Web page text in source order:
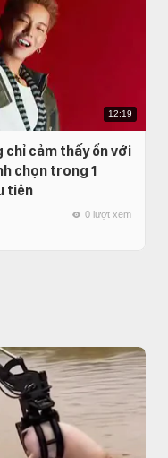
12:19
chỉ cảm thấy ổn với
chọn trong 1
tiên
0 lượt xem